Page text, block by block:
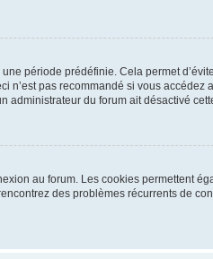
période prédéfinie. Cela permet
n’est pas recommandé si vous accédez
administrateur du forum ait désactivé
au forum. Les cookies permettent
des problèmes récurrents de